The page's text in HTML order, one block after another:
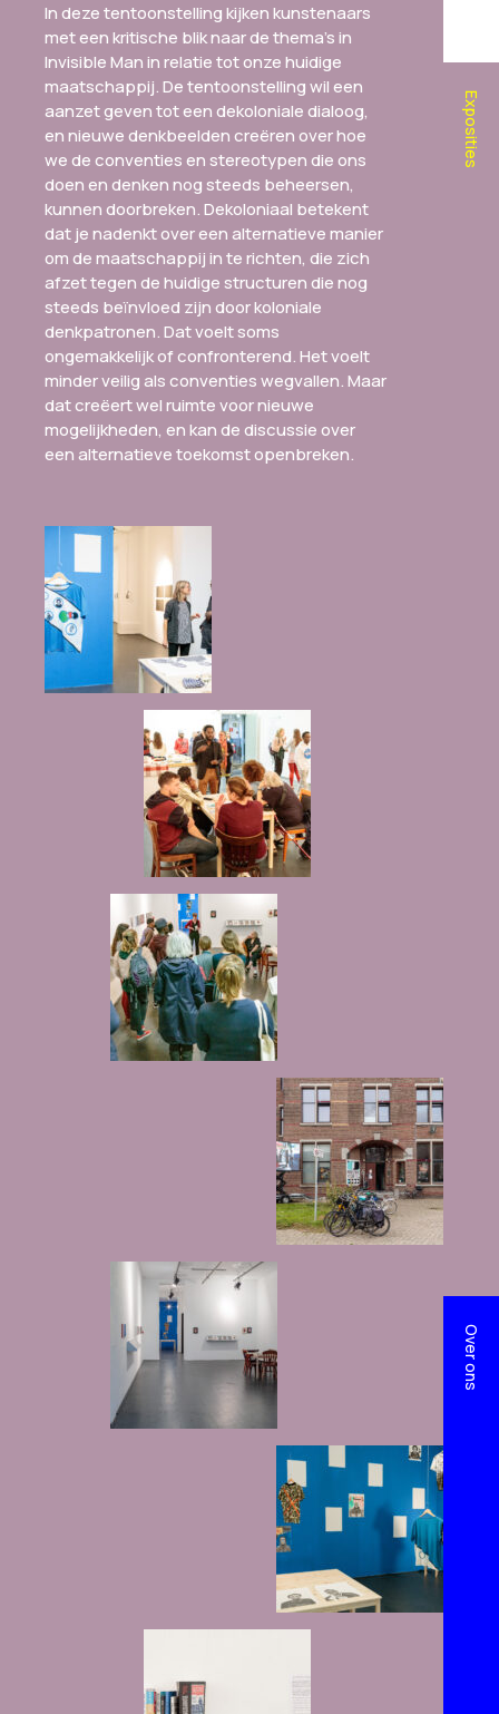
In deze tentoonstelling kijken kunstenaars
met een kritische blik naar de thema’s in
Invisible Man in relatie tot onze huidige
maatschappij. De tentoonstelling wil een
aanzet geven tot een dekoloniale dialoog,
en nieuwe denkbeelden creëren over hoe
we de conventies en stereotypen die ons
doen en denken nog steeds beheersen,
kunnen doorbreken. Dekoloniaal betekent
dat je nadenkt over een alternatieve manier
om de maatschappij in te richten, die zich
afzet tegen de huidige structuren die nog
steeds beïnvloed zijn door koloniale
denkpatronen. Dat voelt soms
ongemakkelijk of confronterend. Het voelt
minder veilig als conventies wegvallen. Maar
dat creëert wel ruimte voor nieuwe
mogelijkheden, en kan de discussie over
een alternatieve toekomst openbreken.
Exposities
Over ons